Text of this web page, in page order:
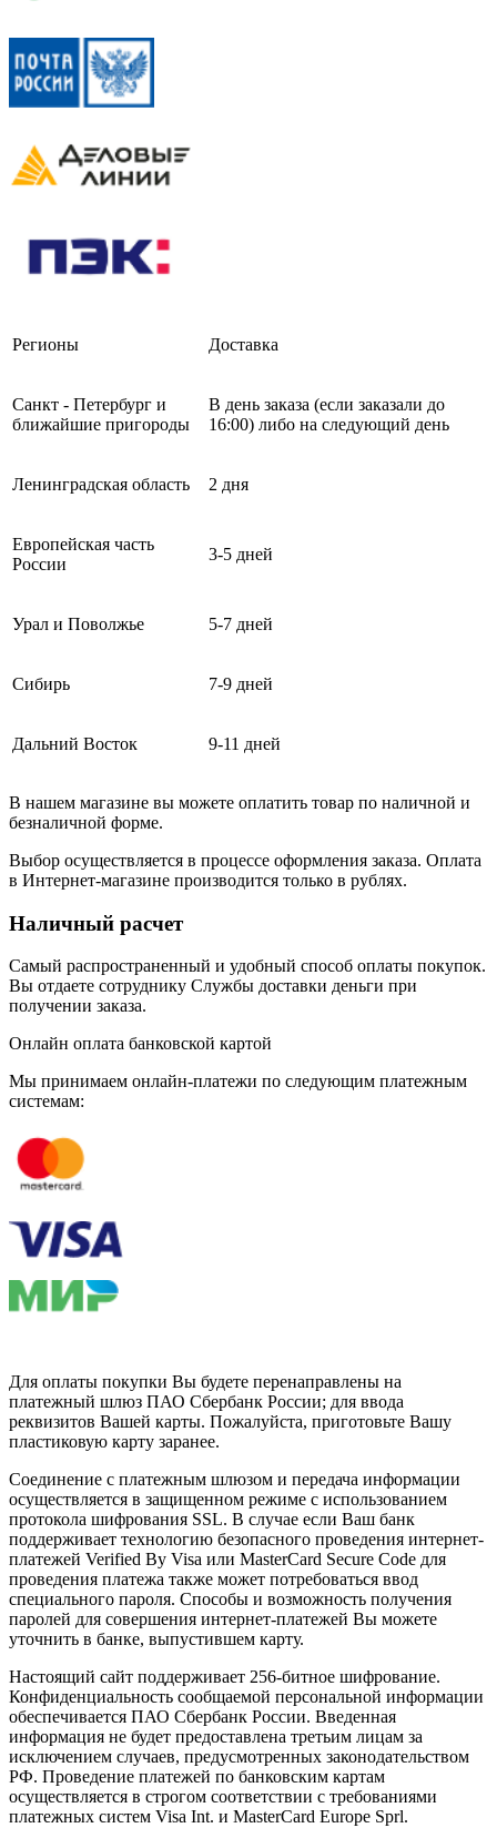
Регионы Доставка
Санкт - Петербург и
ближайшие пригороды
В день заказа (если заказали до
16:00) либо на следующий день
Ленинградская область 2 дня
Европейская часть
России
3-5 дней
Урал и Поволжье 5-7 дней
Сибирь 7-9 дней
Дальний Восток 9-11 дней
В нашем магазине вы можете оплатить товар по наличной и
безналичной форме.
Выбор осуществляется в процессе оформления заказа. Оплата
в Интернет-магазине производится только в рублях.
Наличный расчет
Самый распространенный и удобный способ оплаты покупок.
Вы отдаете сотруднику Службы доставки деньги при
получении заказа.
Онлайн оплата банковской картой
Мы принимаем онлайн-платежи по cледующим платежным
системам:
Для оплаты покупки Вы будете перенаправлены на
платежный шлюз ПАО Сбербанк России; для ввода
реквизитов Вашей карты. Пожалуйста, приготовьте Вашу
пластиковую карту заранее.
Соединение с платежным шлюзом и передача информации
осуществляется в защищенном режиме с использованием
протокола шифрования SSL. В случае если Ваш банк
поддерживает технологию безопасного проведения интернет-
платежей Verified By Visa или MasterCard Secure Code для
проведения платежа также может потребоваться ввод
специального пароля. Способы и возможность получения
паролей для совершения интернет-платежей Вы можете
уточнить в банке, выпустившем карту.
Настоящий сайт поддерживает 256-битное шифрование.
Конфиденциальность сообщаемой персональной информации
обеспечивается ПАО Сбербанк России. Введенная
информация не будет предоставлена третьим лицам за
исключением случаев, предусмотренных законодательством
РФ. Проведение платежей по банковским картам
осуществляется в строгом соответствии с требованиями
платежных систем Visa Int. и MasterCard Europe Sprl.